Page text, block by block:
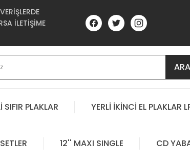
İLETİŞİME
ARA
SIFIR PLAKLAR YERLİ İKİNCİ EL PLAKLAR
12'' MAXI SINGLE CD